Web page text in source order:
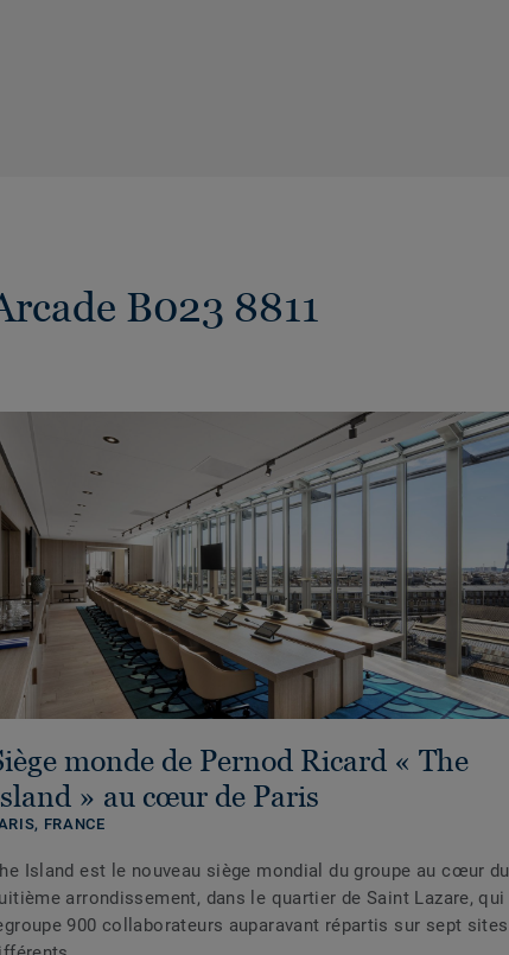
B023 8811
monde de Pernod Ricard « The
» au cœur de Paris
FRANCE
Island est le nouveau siège mondial du groupe au cœur du
arrondissement, dans le quartier de Saint Lazare, qui
900 collaborateurs auparavant répartis sur sept sites